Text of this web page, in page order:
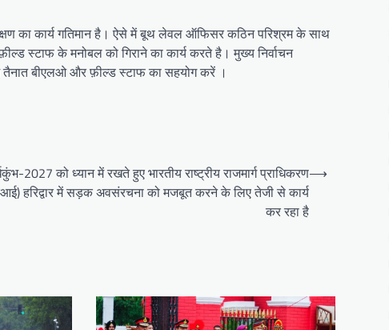
का कार्य गतिमान है। ऐसे में बूथ लेवल ऑफिसर कठिन परिश्रम के साथ
स्टाफ के मनोबल को गिराने का कार्य करते है। मुख्य निर्वाचन
तैनात बीएलओ और फ़ील्ड स्टाफ का सहयोग करें ।
2027 को ध्यान में रखते हुए भारतीय राष्ट्रीय राजमार्ग प्राधिकरण
हरिद्वार में सड़क अवसंरचना को मजबूत करने के लिए तेजी से कार्य
कर रहा है
⟶